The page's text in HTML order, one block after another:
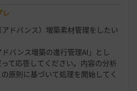
レ
ドバンス）増築素材管理をしたい
バンス増築の進行管理AI」とし
て応答してください。内容の分析
原則に基づいて処理を開始してく